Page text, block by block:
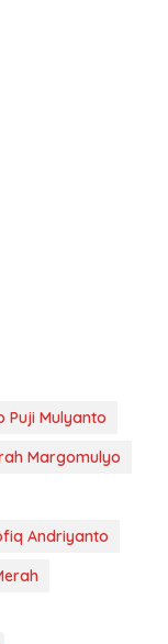
Puji Mulyanto
Margomulyo
Andriyanto